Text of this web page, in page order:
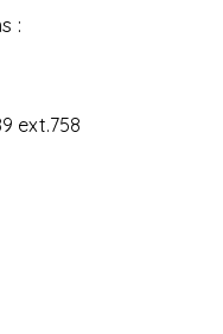
:
ext.758